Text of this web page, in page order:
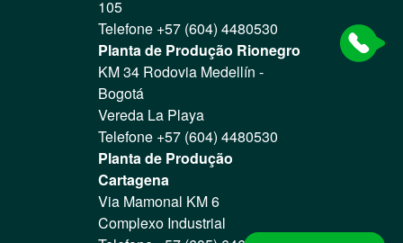
105
Telefone +57 (604) 4480530
Planta de Produção Rionegro
KM 34 Rodovia Medellín -
Bogotá
Vereda La Playa
Telefone +57 (604) 4480530
Planta de Produção
Cartagena
Via Mamonal KM 6
Complexo Industrial